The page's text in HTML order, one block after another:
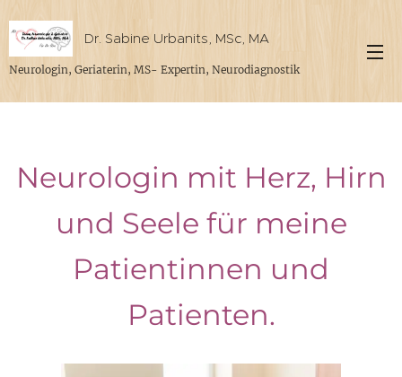
Dr. Sabine Urbanits, MSc, MA
Neurologin, Geriaterin, MS- Expertin, Neurodiagnostik
Neurologin mit Herz, Hirn
und Seele für meine
Patientinnen und
Patienten.